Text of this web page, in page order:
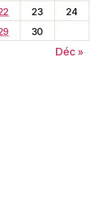
23
24
30
Déc »